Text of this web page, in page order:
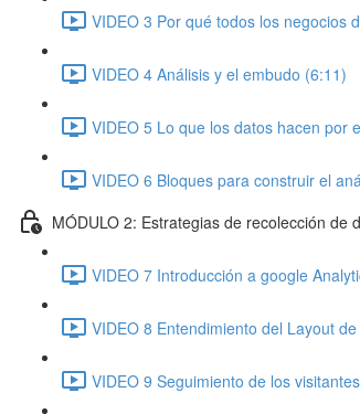
VIDEO 3 Por qué todos los negocios
VIDEO 4 Análisis y el embudo (6:11)
VIDEO 5 Lo que los datos hacen por
VIDEO 6 Bloques para construir el
MÓDULO 2: Estrategias de recolección de
VIDEO 7 Introducción a google
VIDEO 8 Entendimiento del Layout
VIDEO 9 Seguimiento de los